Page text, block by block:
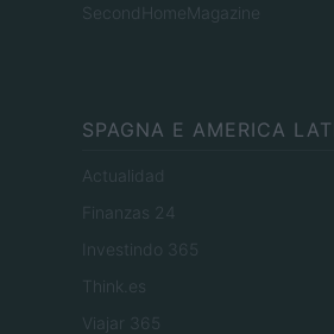
SecondHomeMagazine
SPAGNA E AMERICA
Actualidad
Finanzas 24
Investindo 365
Think.es
Viajar 365